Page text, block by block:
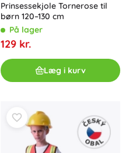
Prinsessekjole Tornerose til
børn 120–130 cm
På lager
129 kr.
Læg i kurv